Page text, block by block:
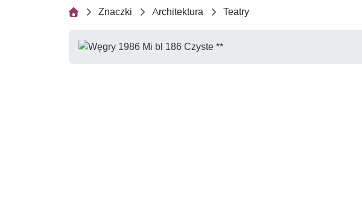
Znaczki Architektura Teatry